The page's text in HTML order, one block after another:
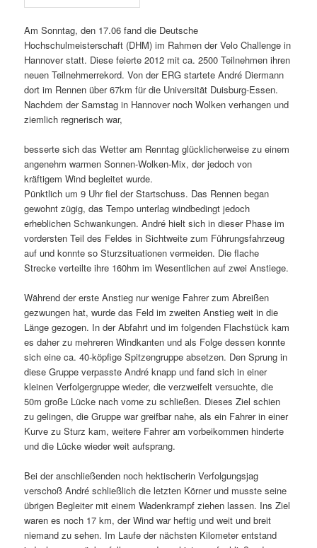
Am Sonntag, den 17.06 fand die Deutsche
Hochschulmeisterschaft (DHM) im Rahmen der Velo Challenge in
Hannover statt. Diese feierte 2012 mit ca. 2500 Teilnehmen ihren
neuen Teilnehmerrekord. Von der ERG startete André Diermann
dort im Rennen über 67km für die Universität Duisburg-Essen.
Nachdem der Samstag in Hannover noch Wolken verhangen und
ziemlich regnerisch war,
besserte sich das Wetter am Renntag glücklicherweise zu einem
angenehm warmen Sonnen-Wolken-Mix, der jedoch von
kräftigem Wind begleitet wurde.
Pünktlich um 9 Uhr fiel der Startschuss. Das Rennen began
gewohnt zügig, das Tempo unterlag windbedingt jedoch
erheblichen Schwankungen. André hielt sich in dieser Phase im
vordersten Teil des Feldes in Sichtweite zum Führungsfahrzeug
auf und konnte so Sturzsituationen vermeiden. Die flache
Strecke verteilte ihre 160hm im Wesentlichen auf zwei Anstiege.
Während der erste Anstieg nur wenige Fahrer zum Abreißen
gezwungen hat, wurde das Feld im zweiten Anstieg weit in die
Länge gezogen. In der Abfahrt und im folgenden Flachstück kam
es daher zu mehreren Windkanten und als Folge dessen konnte
sich eine ca. 40-köpfige Spitzengruppe absetzen. Den Sprung in
diese Gruppe verpasste André knapp und fand sich in einer
kleinen Verfolgergruppe wieder, die verzweifelt versuchte, die
50m große Lücke nach vorne zu schließen. Dieses Ziel schien
zu gelingen, die Gruppe war greifbar nahe, als ein Fahrer in einer
Kurve zu Sturz kam, weitere Fahrer am vorbeikommen hinderte
und die Lücke wieder weit aufsprang.
Bei der anschließenden noch hektischerin Verfolgungsjag
verschoß André schließlich die letzten Körner und musste seine
übrigen Begleiter mit einem Wadenkrampf ziehen lassen. Ins Ziel
waren es noch 17 km, der Wind war heftig und weit und breit
niemand zu sehen. Im Laufe der nächsten Kilometer entstand